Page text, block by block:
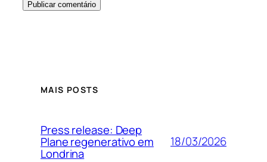
MAIS POSTS
Press release: Deep
Plane regenerativo em
Londrina
18/03/2026